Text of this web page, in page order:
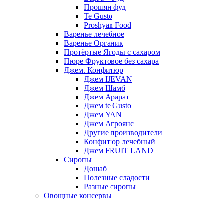
Прошян фуд
Te Gusto
Proshyan Food
Варенье лечебное
Варенье Органик
Протёртые Ягоды с сахаром
Пюре Фруктовое без сахара
Джем. Конфитюр
Джем IJEVAN
Джем Шамб
Джем Арарат
Джем te Gusto
Джем YAN
Джем Агроянс
Другие производители
Конфитюр лечебный
Джем FRUIT LAND
Сиропы
Дошаб
Полезные сладости
Разные сиропы
Овощные консервы